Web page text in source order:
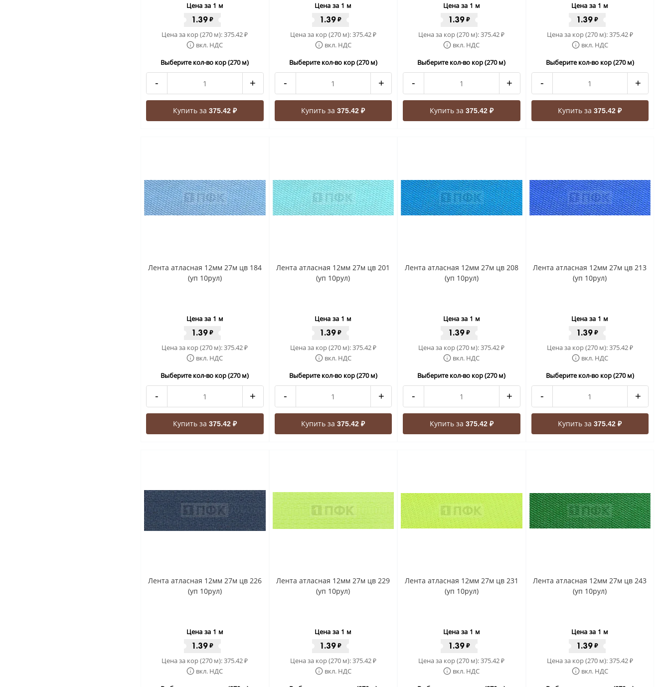
Цена за 1 м
1.39₽
Цена за кор (270 м):375.42₽
вкл. НДС
Выберите кол-во кор (270 м)
- +
Купить за 375.42 ₽
Цена за 1 м
1.39₽
Цена за кор (270 м):375.42₽
вкл. НДС
Выберите кол-во кор (270 м)
- +
Купить за375.42 ₽
Цена за 1 м
1.39₽
Цена за кор (270 м):375.42₽
вкл. НДС
Выберите кол-во кор (270 м)
- +
Купить за 375.42 ₽
Цена за 1 м
1.39₽
Цена за кор (270 м):375.42₽
вкл. НДС
Выберите кол-во кор (270 м)
- +
Купить за375.42 ₽
Лента атласная 12мм 27м цв 184
(уп 10рул)
Цена за 1 м
1.39₽
Цена за кор (270 м):375.42₽
вкл. НДС
Выберите кол-во кор (270 м)
- +
Купить за 375.42 ₽
Лента атласная 12мм 27м цв 201
(уп 10рул)
Цена за 1 м
1.39₽
Цена за кор (270 м):375.42₽
вкл. НДС
Выберите кол-во кор (270 м)
- +
Купить за375.42 ₽
Лента атласная 12мм 27м цв 208
(уп 10рул)
Цена за 1 м
1.39₽
Цена за кор (270 м):375.42₽
вкл. НДС
Выберите кол-во кор (270 м)
- +
Купить за 375.42 ₽
Лента атласная 12мм 27м цв 213
(уп 10рул)
Цена за 1 м
1.39₽
Цена за кор (270 м):375.42₽
вкл. НДС
Выберите кол-во кор (270 м)
- +
Купить за375.42 ₽
Лента атласная 12мм 27м цв 226
(уп 10рул)
Цена за 1 м
1.39₽
Цена за кор (270 м):375.42₽
вкл. НДС
Лента атласная 12мм 27м цв 229
(уп 10рул)
Цена за 1 м
1.39₽
Цена за кор (270 м):375.42₽
вкл. НДС
Лента атласная 12мм 27м цв 231
(уп 10рул)
Цена за 1 м
1.39₽
Цена за кор (270 м):375.42₽
вкл. НДС
Лента атласная 12мм 27м цв 243
(уп 10рул)
Цена за 1 м
1.39₽
Цена за кор (270 м):375.42₽
вкл. НДС